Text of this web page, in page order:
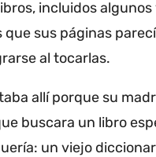
incluidos
que sus páginas
al tocarlas.
allí porque su
buscara un libro
un viejo